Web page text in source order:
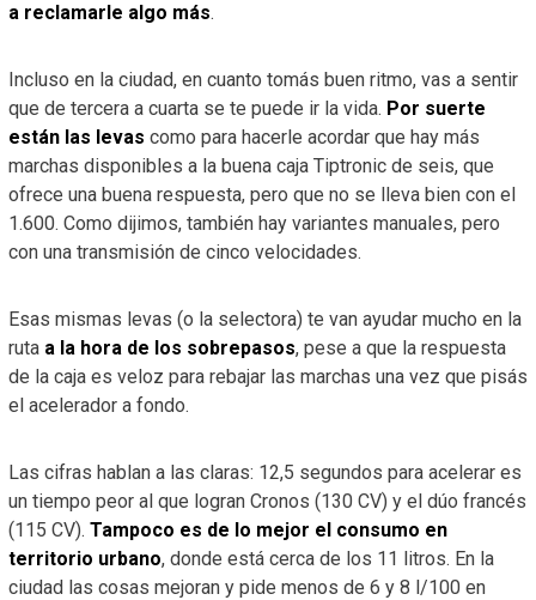
a reclamarle algo más.
Incluso en la ciudad, en cuanto tomás buen ritmo, vas a sentir
que de tercera a cuarta se te puede ir la vida. Por suerte
están las levas como para hacerle acordar que hay más
marchas disponibles a la buena caja Tiptronic de seis, que
ofrece una buena respuesta, pero que no se lleva bien con el
1.600. Como dijimos, también hay variantes manuales, pero
con una transmisión de cinco velocidades.
Esas mismas levas (o la selectora) te van ayudar mucho en la
ruta a la hora de los sobrepasos, pese a que la respuesta
de la caja es veloz para rebajar las marchas una vez que pisás
el acelerador a fondo.
Las cifras hablan a las claras: 12,5 segundos para acelerar es
un tiempo peor al que logran Cronos (130 CV) y el dúo francés
(115 CV). Tampoco es de lo mejor el consumo en
territorio urbano, donde está cerca de los 11 litros. En la
ciudad las cosas mejoran y pide menos de 6 y 8 l/100 en